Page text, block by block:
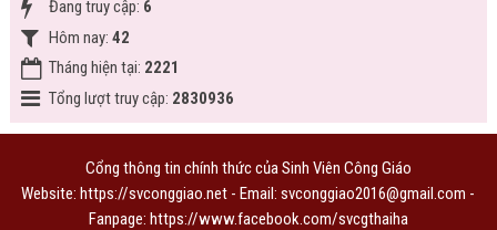
Đang truy cập: 6
Hôm nay: 42
Tháng hiện tại: 2221
Tổng lượt truy cập: 2830936
Cổng thông tin chính thức của Sinh Viên Công Giáo
Website: https://svconggiao.net - Email: svconggiao2016@gmail.com -
Fanpage: https://www.facebook.com/svcgthaiha